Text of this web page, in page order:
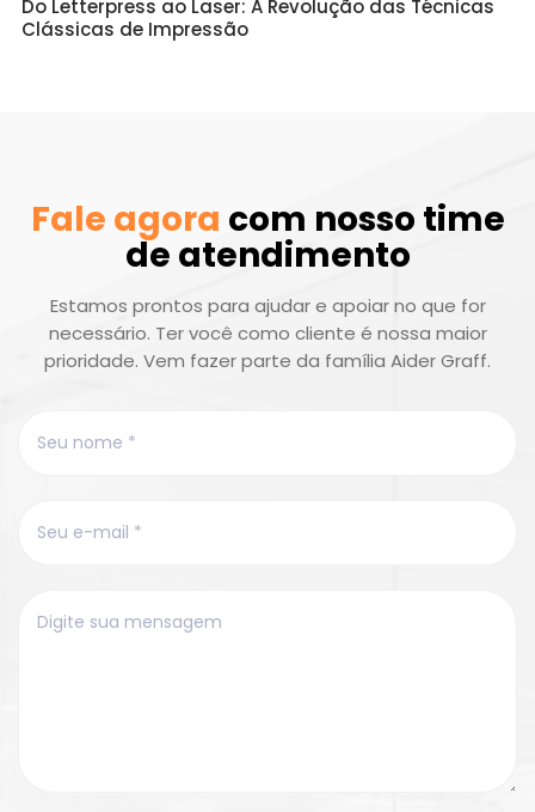
Do Letterpress ao Laser: A Revolução das Técnicas
Clássicas de Impressão
Fale agora com nosso time
de atendimento
Estamos prontos para ajudar e apoiar no que for
necessário. Ter você como cliente é nossa maior
prioridade. Vem fazer parte da família Aider Graff.